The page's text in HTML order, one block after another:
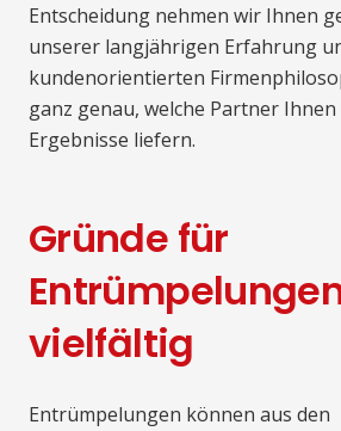
Entscheidung nehmen wir Ihnen
unserer langjährigen Erfahrung
kundenorientierten
ganz genau, welche Partner
Ergebnisse liefern.
Gründe für
vielfältig
Entrümpelungen können aus den